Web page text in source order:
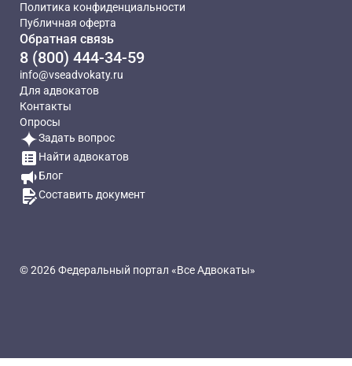
Политика конфиденциальности
Публичная оферта
Обратная связь
8 (800) 444-34-59
info@vseadvokaty.ru
Для адвокатов
Контакты
Опросы
Задать вопрос
Найти адвокатов
Блог
Составить документ
© 2026 Федеральный портал «Все Адвокаты»